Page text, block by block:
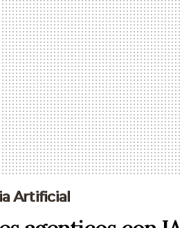
Artificial